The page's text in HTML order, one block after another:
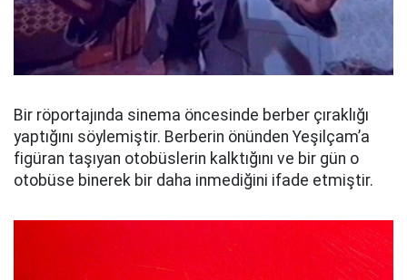
Bir röportajında sinema öncesinde berber çıraklığı
yaptığını söylemiştir. Berberin önünden Yeşilçam’a
figüran taşıyan otobüslerin kalktığını ve bir gün o
otobüse binerek bir daha inmediğini ifade etmiştir.